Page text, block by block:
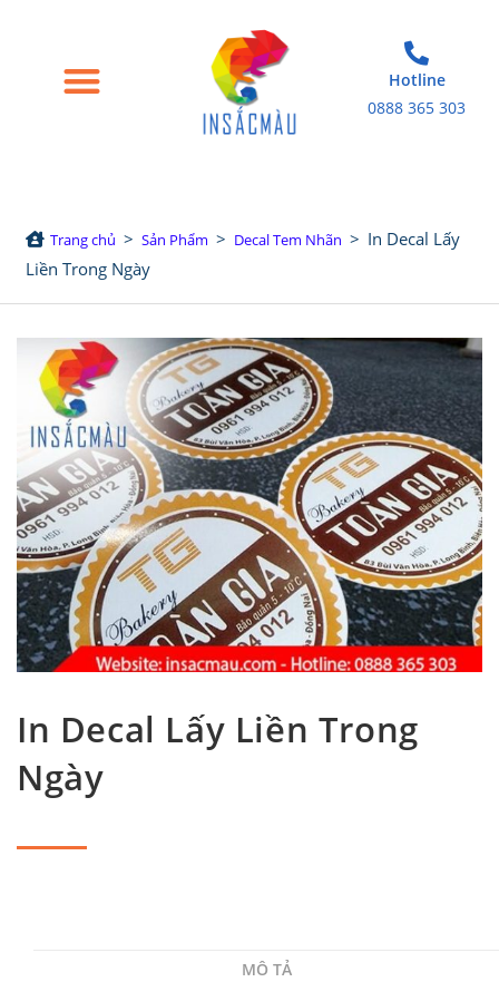
Hotline
0888 365 303
Trang chủ > Sản Phẩm > Decal Tem Nhãn > In Decal Lấy
Liền Trong Ngày
In Decal Lấy Liền Trong
Ngày
MÔ TẢ